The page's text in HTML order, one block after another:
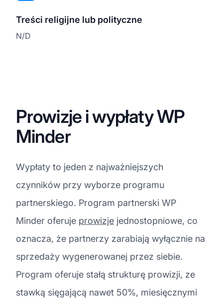
Treści religijne lub polityczne
N/D
Prowizje i wypłaty WP
Minder
Wypłaty to jeden z najważniejszych
czynników przy wyborze programu
partnerskiego. Program partnerski WP
Minder oferuje prowizje jednostopniowe, co
oznacza, że partnerzy zarabiają wyłącznie na
sprzedaży wygenerowanej przez siebie.
Program oferuje stałą strukturę prowizji, ze
stawką sięgającą nawet 50%, miesięcznymi